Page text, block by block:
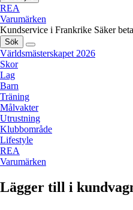
REA
Varumärken
Kundservice i Frankrike Säker
Sök
Världsmästerskapet 2026
Skor
Lag
Barn
Träning
Målvakter
Utrustning
Klubbområde
Lifestyle
REA
Varumärken
Lägger till i